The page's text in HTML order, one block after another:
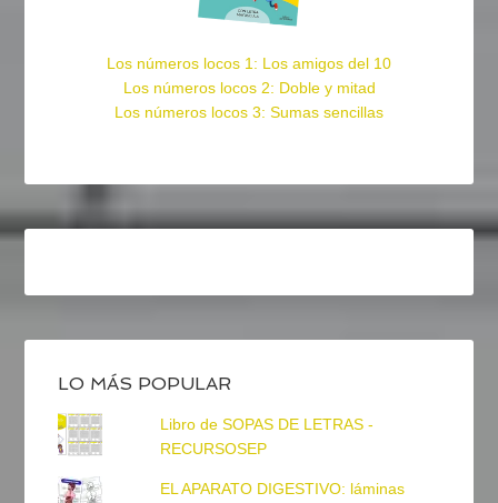
Los números locos 1: Los amigos del 10
Los números locos 2: Doble y mitad
Los números locos 3: Sumas sencillas
LO MÁS POPULAR
Libro de SOPAS DE LETRAS -
RECURSOSEP
EL APARATO DIGESTIVO: láminas